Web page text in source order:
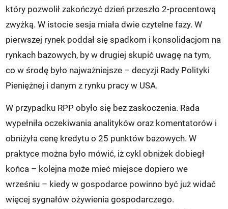
który pozwolił zakończyć dzień przeszło 2-procentową
zwyżką. W istocie sesja miała dwie czytelne fazy. W
pierwszej rynek poddał się spadkom i konsolidacjom na
rynkach bazowych, by w drugiej skupić uwagę na tym,
co w środę było najważniejsze – decyzji Rady Polityki
Pieniężnej i danym z rynku pracy w USA.
W przypadku RPP obyło się bez zaskoczenia. Rada
wypełniła oczekiwania analityków oraz komentatorów i
obniżyła cenę kredytu o 25 punktów bazowych. W
praktyce można było mówić, iż cykl obniżek dobiegł
końca – kolejna może mieć miejsce dopiero we
wrześniu – kiedy w gospodarce powinno być już widać
więcej sygnałów ożywienia gospodarczego.